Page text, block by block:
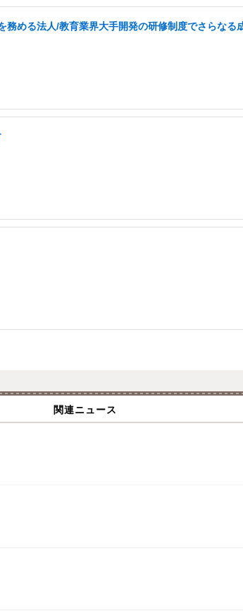
める法人/教育業界大手開発の研修制度でさらなる
関連ニュース